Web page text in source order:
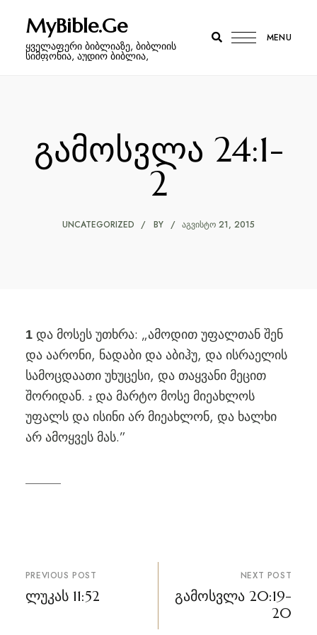
MyBible.Ge
ყველაფერი ბიბლიაზე, ბიბლიის
სიმფონია, აუდიო ბიბლია,
MENU
გამოსვლა 24:1-
2
UNCATEGORIZED BY ᲐᲒᲕᲘᲡᲢᲝ 21, 2015
1 და მოსეს უთხრა: „ამოდით უფალთან შენ
და აარონი, ნადაბი და აბიჰუ, და ისრაელის
სამოცდაათი უხუცესი, და თაყვანი მეცით
შორიდან. 2და მარტო მოსე მიეახლოს
უფალს და ისინი არ მიეახლონ, და ხალხი
არ ამოყვეს მას.”
პოსტის
ნავიგაცია
PREVIOUS POST
ლუკას 11:52
NEXT POST
გამოსვლა 20:19-
20